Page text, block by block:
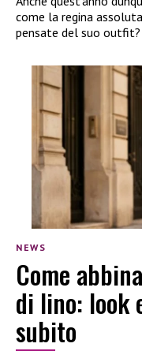
come la regina
pensate del suo outfit?
NEWS
Come
di lino: look
subito